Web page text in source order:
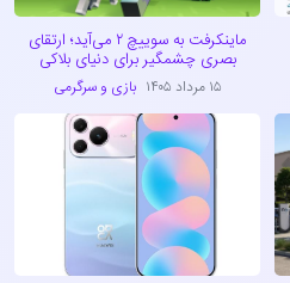
ماینکرفت به سوییچ ۲ می‌آید؛ ارتقای
بصری چشمگیر برای دنیای بلاکی
۱۵ مرداد ۱۴۰۵ بازی و سرگرمی